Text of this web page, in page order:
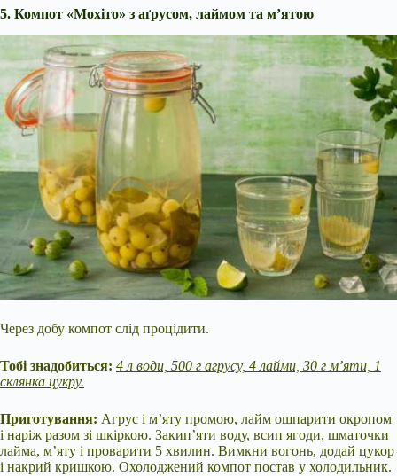
5. Компот «Мохіто» з аґрусом, лаймом та м’ятою
Через добу компот слід процідити.
Тобі знадобиться: 4 л води, 500 г агрусу, 4 лайми, 30 г м’яти, 1
склянка цукру.
Приготування: Агрус і м’яту промою, лайм ошпарити окропом
і наріж разом зі шкіркою. Закип’яти воду, всип ягоди, шматочки
лайма, м’яту і проварити 5 хвилин. Вимкни вогонь, додай цукор
і накрий кришкою. Охолоджений компот постав у холодильник.